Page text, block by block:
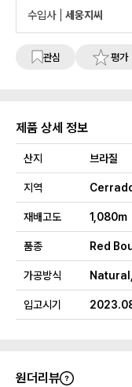
수입사 세웅지씨
관심 평가
제품 상세 정보
산지 브라질
지역
재배고도 1,080m
품종 Red
가공방식
입고시기
원더리뷰